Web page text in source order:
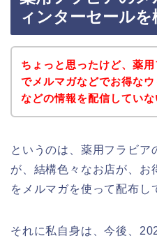
ィンターセール
ちょっと思ったけど、薬
でメルマガなどでお得な
などの情報を配信していな
というのは、薬用フラビア
が、結構色々なお店が、お
をメルマガを使って配布し
それに私自身は、今後、